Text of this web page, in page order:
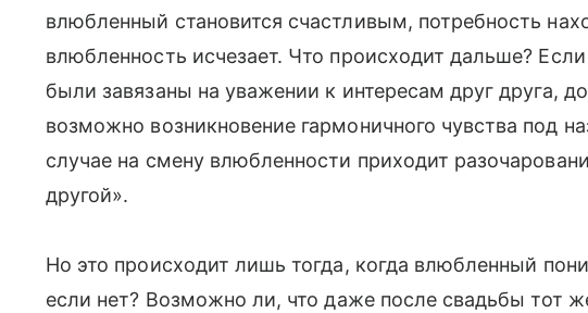
влюбленный становится счастливым, потребность
влюбленность исчезает. Что происходит дальше?
были завязаны на уважении к интересам друг друга,
возможно возникновение гармоничного чувства под
случае на смену влюбленности приходит
другой».
Но это происходит лишь тогда, когда влюбленный
если нет? Возможно ли, что даже после свадьбы тот